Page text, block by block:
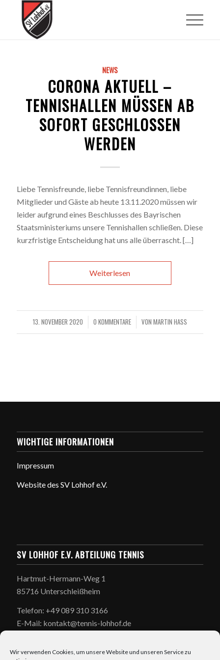
Wir verwenden Cookies, um unsere Website und unseren Service zu
NEWS
CORONA AKTUELL –
TENNISHALLEN MÜSSEN AB
SOFORT GESCHLOSSEN
WERDEN
Liebe Tennisfreunde, liebe Tennisfreundinnen, liebe
Mitglieder und Gäste ab heute 13.11.2020 müssen wir
leider aufgrund eines Beschlusses des Bayrischen
Staatsministeriums unsere Tennishallen schließen. Diese
kurzfristige Entscheidung hat uns alle überrascht. […]
Weiterlesen
13. NOVEMBER 2020
/ 0 KOMMENTARE
/ VON MARTIN HASS
WICHTIGE INFORMATIONEN
Impressum
Website des SV Lohhof e.V.
SV LOHHOF E.V. ABTEILUNG TENNIS
Hartmut-Hermann-Weg 1
85716 Unterschleißheim
Telefon: +49 089 310 3166
E-Mail: kontakt@tennis-lohhof.de